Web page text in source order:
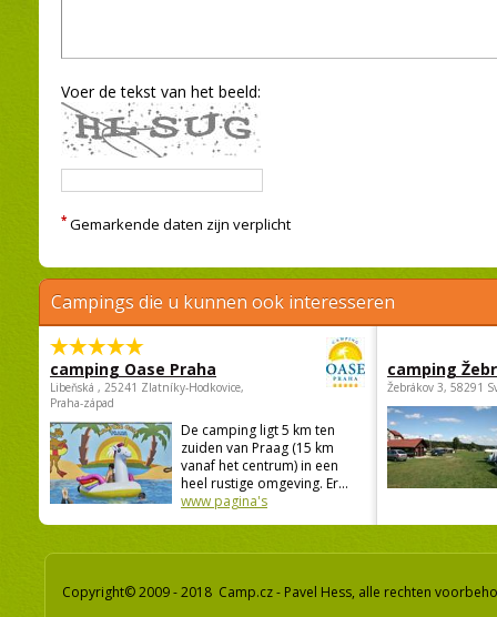
Voer de tekst van het beeld:
* Gemarkende daten zijn verplicht
Campings die u kunnen ook interesseren
camping Oase Praha
Libeňská , 25241 Zlatníky-Hodkovice,
Praha-západ
De camping ligt 5 km ten
zuiden van Praag (15 km
vanaf het centrum) in een
heel rustige omgeving. Er...
www pagina's
camping
Žebrákov 3, 58291
Copyright© 2009 - 2018 Camp.cz - Pavel Hess, alle rechten